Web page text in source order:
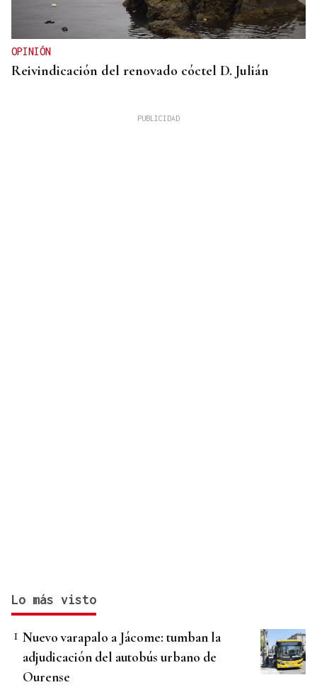
OPINIÓN
Reivindicación del renovado cóctel D. Julián
Lo más visto
Nuevo varapalo a Jácome: tumban la
adjudicación del autobús urbano de
Ourense